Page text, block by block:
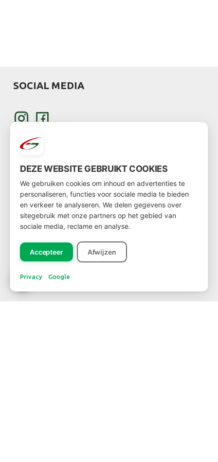
SOCIAL MEDIA
KLANT WORDEN
Wil je klant worden?
Ga dan viadeze linknaar het klantenformulier
NIEUWSBRIEF
DEZE WEBSITE GEBRUIKT COOKIES
We gebruiken cookies om inhoud en advertenties te
personaliseren, functies voor sociale media te bieden
en verkeer te analyseren. We delen gegevens over
sitegebruik met onze partners op het gebied van
sociale media, reclame en analyse.
Accepteer Afwijzen
Privacy Google